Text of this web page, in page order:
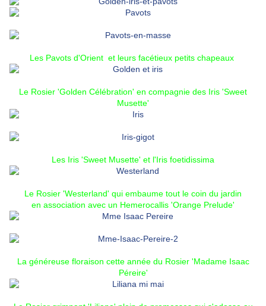
Les Pavots d'Orient et leurs facétieux petits chapeaux
Le Rosier 'Golden Célébration' en compagnie des Iris 'Sweet
Musette'
Les Iris 'Sweet Musette' et l'Iris foetidissima
Le Rosier 'Westerland' qui embaume tout le coin du jardin
en association avec un Hemerocallis 'Orange Prelude'
La généreuse floraison cette année du Rosier 'Madame Isaac
Péreire'